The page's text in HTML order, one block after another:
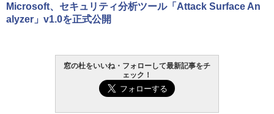
Microsoft、セキュリティ分析ツール「Attack Surface An
alyzer」v1.0を正式公開
窓の杜をいいね・フォローして最新記事をチ
ェック！